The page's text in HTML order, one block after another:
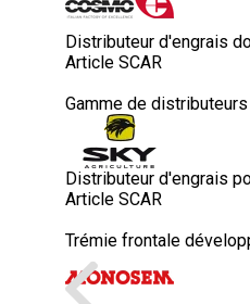
Distributeur d'engrais
Article SCAR
Gamme de
Distributeur d'engrais
Article SCAR
Trémie frontale